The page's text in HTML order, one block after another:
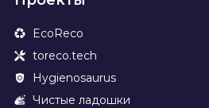
EcoReco
toreco.tech
Hygienosaurus
Чистые ладошки